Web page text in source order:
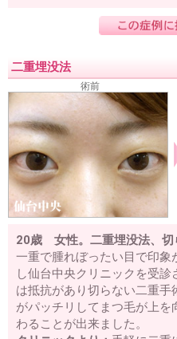
二重埋没法
術前
20歳 女性。二重埋没法、切
一重で腫れぼったい目で印象
し仙台中央クリニックを受
は抵抗があり切らない二重手
がパッチリしてまつ毛が上
わることが出来ました。